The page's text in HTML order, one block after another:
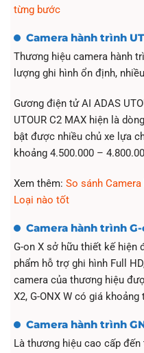
từng bước
Camera hành trình
Thương hiệu camera hành
lượng ghi hình ổn định,
Gương điện tử AI ADAS
UTOUR C2 MAX hiện là
bật được nhiều chủ xe lựa
khoảng 4.500.000 –
Xem thêm: So sánh
Loại nào tốt
Camera hành trình G-
G-on X sở hữu thiết kế hiện
phẩm hỗ trợ ghi hình Full
camera của thương hiệu
X2, G-ONX W có giá
Camera hành trình
Là thương hiệu cao cấp